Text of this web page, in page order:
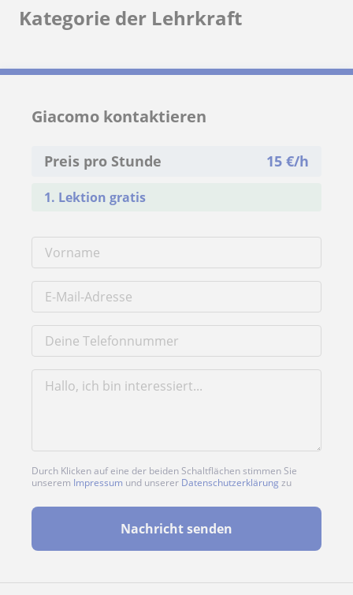
Kategorie der Lehrkraft
Giacomo kontaktieren
Preis pro Stunde 15€/h
1. Lektion gratis
Durch Klicken auf eine der beiden Schaltflächen stimmen Sie
unserem Impressum und unserer Datenschutzerklärung zu
Nachricht senden